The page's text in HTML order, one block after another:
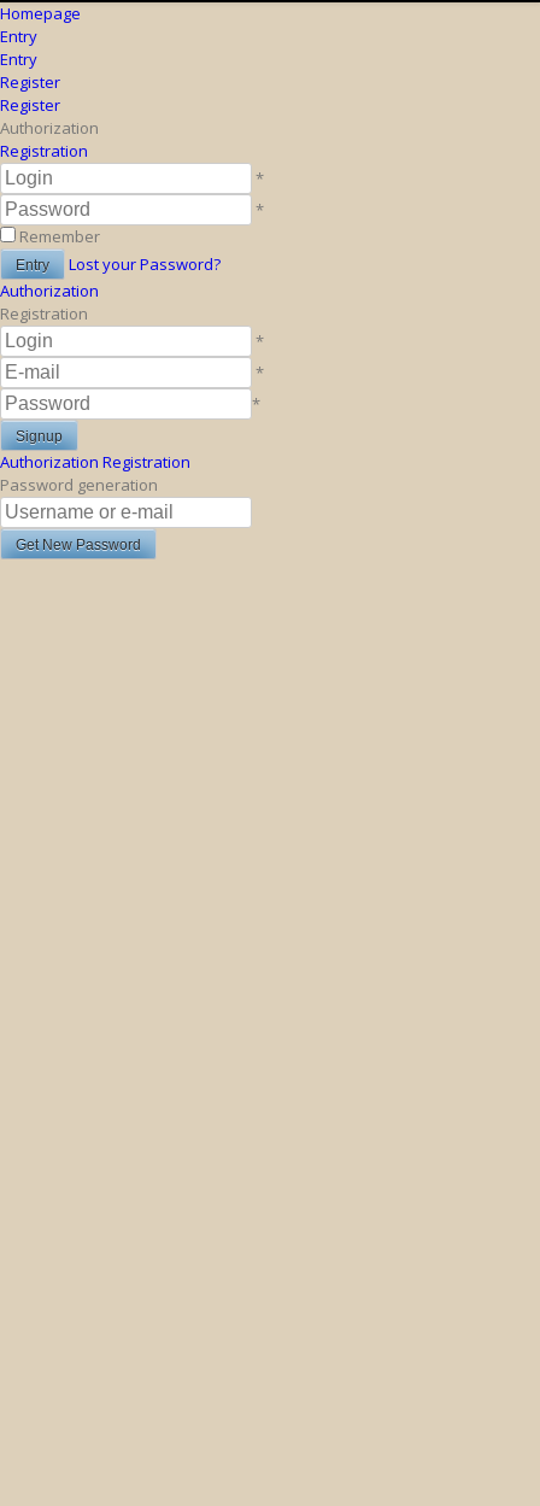
Homepage
Entry
Entry
Register
Register
Authorization
Registration
*
*
Remember
Lost your Password?
Authorization
Registration
*
*
*
Authorization Registration
Password generation